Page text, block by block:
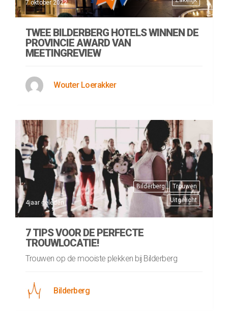
7 oktober 2022
TWEE BILDERBERG HOTELS WINNEN DE
PROVINCIE AWARD VAN
MEETINGREVIEW
Wouter Loerakker
Bilderberg
Trouwen
Uitgelicht
4jaar geleden
7 TIPS VOOR DE PERFECTE
TROUWLOCATIE!
Trouwen op de mooiste plekken bij Bilderberg
Bilderberg